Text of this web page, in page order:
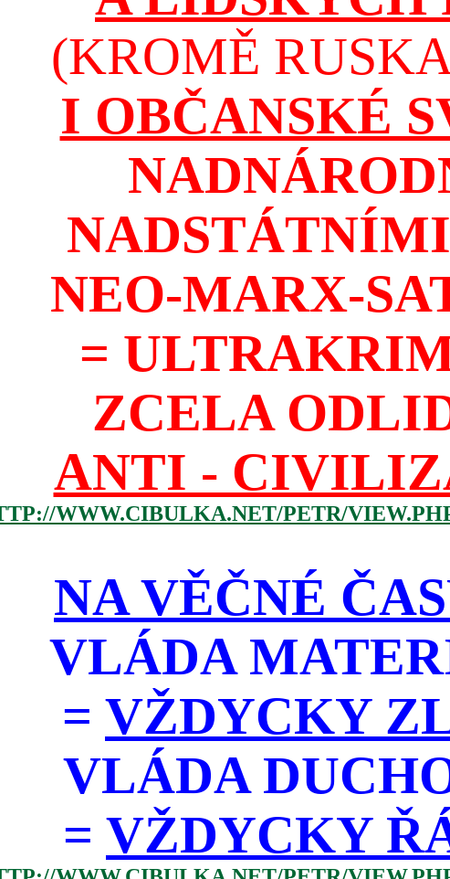
(KROMĚ
I OBČANSKÉ
NEO-MARX-
=
ZCELA
ANTI -
WWW.CIBULKA.NET/PETR/
NA VĚČNÉ
VLÁDA
= VŽDYCKY
VLÁDA
= VŽDYCKY